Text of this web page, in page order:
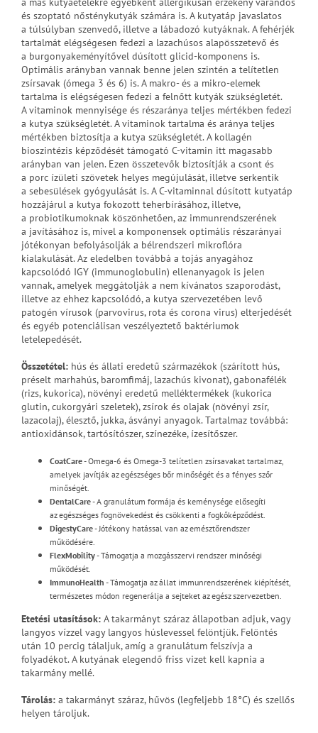
és szoptató nősténykutyák számára is. A kutyatáp javaslatos
a túlsúlyban szenvedő, illetve a lábadozó kutyáknak. A fehérjék
tartalmát elégségesen fedezi a lazachúsos alapösszetevő és
a burgonyakeményítővel dúsított glicid-komponens is.
Optimális arányban vannak benne jelen szintén a telítetlen
zsírsavak (ómega 3 és 6) is. A makro- és a mikro-elemek
tartalma is elégségesen fedezi a felnőtt kutyák szükségletét.
A vitaminok mennyisége és részaránya teljes mértékben fedezi
a kutya szükségletét. A vitaminok tartalma és aránya teljes
mértékben biztosítja a kutya szükségletét. A kollagén
bioszintézis képződését támogató C-vitamin itt magasabb
arányban van jelen. Ezen összetevők biztosítják a csont és
a porc ízületi szövetek helyes megújulását, illetve serkentik
a sebesülések gyógyulását is. A C-vitaminnal dúsított kutyatáp
hozzájárul a kutya fokozott teherbírásához, illetve,
a probiotikumoknak köszönhetően, az immunrendszerének
a javításához is, mivel a komponensek optimális részarányai
jótékonyan befolyásolják a bélrendszeri mikroflóra
kialakulását. Az eledelben továbbá a tojás anyagához
kapcsolódó IGY (immunoglobulin) ellenanyagok is jelen
vannak, amelyek meggátolják a nem kívánatos szaporodást,
illetve az ehhez kapcsolódó, a kutya szervezetében levő
patogén vírusok (parvovirus, rota és corona virus) elterjedését
és egyéb potenciálisan veszélyeztető baktériumok
letelepedését.
Összetétel: hús és állati eredetű származékok (szárított hús,
préselt marhahús, baromfimáj, lazachús kivonat), gabonafélék
(rizs, kukorica), növényi eredetű melléktermékek (kukorica
glutin, cukorgyári szeletek), zsírok és olajak (növényi zsír,
lazacolaj), élesztő, jukka, ásványi anyagok. Tartalmaz továbbá:
antioxidánsok, tartósítószer, színezéke, ízesítőszer.
CoatCare- Omega-6 és Omega-3 telítetlen zsírsavakat tartalmaz,
amelyek javítják az egészséges bőr minőségét és a fényes szőr
minőségét.
DentalCare- A granulátum formája és keménysége elősegíti
az egészséges fognövekedést és csökkenti a fogkőképződést.
DigestyCare- Jótékony hatással van az emésztőrendszer
működésére.
FlexMobility- Támogatja a mozgásszervi rendszer minőségi
működését.
ImmunoHealth - Támogatja az állat immunrendszerének kiépítését,
természetes módon regenerálja a sejteket az egész szervezetben.
Etetési utasítások: A takarmányt száraz állapotban adjuk, vagy
langyos vízzel vagy langyos húslevessel felöntjük. Felöntés
után 10 percig tálaljuk, amíg a granulátum felszívja a
folyadékot. A kutyának elegendő friss vizet kell kapnia a
takarmány mellé.
Tárolás: a takarmányt száraz, hűvös (legfeljebb 18°C) és szellős
helyen tároljuk.